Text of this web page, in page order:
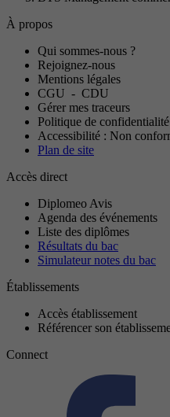
À propos
Qui sommes-nous ?
Rejoignez-nous
Mentions légales
CGU - CDU
Gérer mes traceurs
Politique de confidentialité
Accessibilité : Non
Plan de site
Accès direct
Diplomeo Avis
Agenda des événements
Liste des diplômes
Résultats du bac
Simulateur notes du bac
Établissements
Accès établissement
Référencer son
Connect